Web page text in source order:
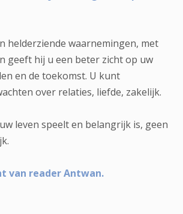
helderziende waarnemingen, met
geeft hij u een beter zicht op uw
en de toekomst. U kunt
over relaties, liefde, zakelijk.
leven speelt en belangrijk is, geen
van reader Antwan.